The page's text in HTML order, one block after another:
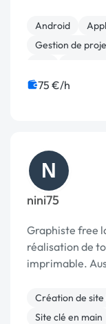
Android
Gestion de
75 €/h
N
nini75
Graphiste free
réalisation de
imprimable.
de création de
référencement...
Création de
Site clé en main